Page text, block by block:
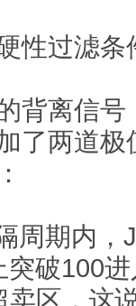
性过滤条
背离信
了两道
周期内，
破100
区，这